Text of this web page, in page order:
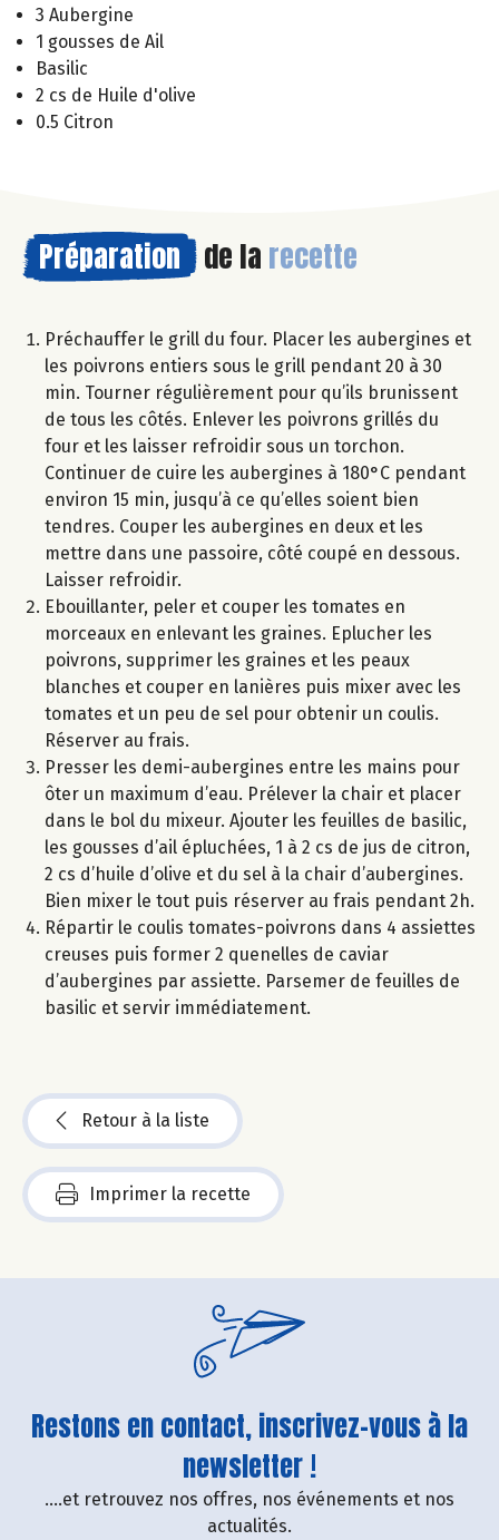
3 Aubergine
1 gousses de Ail
Basilic
2 cs de Huile d'olive
0.5 Citron
Préparation de la recette
Préchauffer le grill du four. Placer les aubergines et
les poivrons entiers sous le grill pendant 20 à 30
min. Tourner régulièrement pour qu’ils brunissent
de tous les côtés. Enlever les poivrons grillés du
four et les laisser refroidir sous un torchon.
Continuer de cuire les aubergines à 180°C pendant
environ 15 min, jusqu’à ce qu’elles soient bien
tendres. Couper les aubergines en deux et les
mettre dans une passoire, côté coupé en dessous.
Laisser refroidir.
Ebouillanter, peler et couper les tomates en
morceaux en enlevant les graines. Eplucher les
poivrons, supprimer les graines et les peaux
blanches et couper en lanières puis mixer avec les
tomates et un peu de sel pour obtenir un coulis.
Réserver au frais.
Presser les demi-aubergines entre les mains pour
ôter un maximum d’eau. Prélever la chair et placer
dans le bol du mixeur. Ajouter les feuilles de basilic,
les gousses d’ail épluchées, 1 à 2 cs de jus de citron,
2 cs d’huile d’olive et du sel à la chair d’aubergines.
Bien mixer le tout puis réserver au frais pendant 2h.
Répartir le coulis tomates-poivrons dans 4 assiettes
creuses puis former 2 quenelles de caviar
d’aubergines par assiette. Parsemer de feuilles de
basilic et servir immédiatement.
Retour à la liste
Imprimer la recette
Restons en contact, inscrivez-vous à la
newsletter !
....et retrouvez nos offres, nos événements et nos
actualités.